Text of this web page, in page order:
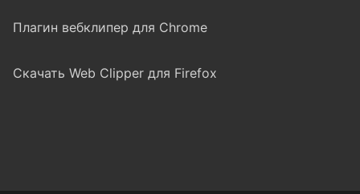
Плагин вебклипер для Chrome
Скачать Web Clipper для Firefox